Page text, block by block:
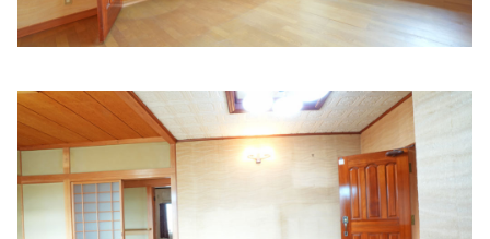
玉井医院
住所:
和歌山県橋本市高野口町名倉６４１ マップで見る
住所:
和歌山県橋本市高野口町大野２３５−１ マップで見る
阪上医院
住所:
和歌山県橋本市高野口町名古曽１０３８−２ マップで
見る
松岡医院